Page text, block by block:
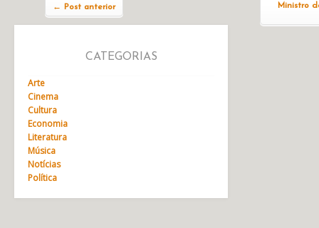
← Post anterior Ministro
CATEGORIAS
Arte
Cinema
Cultura
Economia
Literatura
Música
Notícias
Política